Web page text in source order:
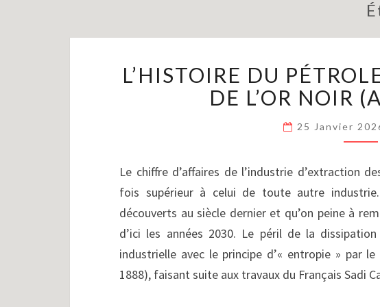
DU
I)
:
DE
L’HISTOIRE DU
DE L’OR NOIR
25 Janvier
Le chiffre d’affaires de l’industrie d’extraction
fois supérieur à celui de toute autre
découverts au siècle dernier et qu’on peine à
d’ici les années 2030. Le péril de la
industrielle avec le principe d’« entropie » par
1888), faisant suite aux travaux du Français Sadi